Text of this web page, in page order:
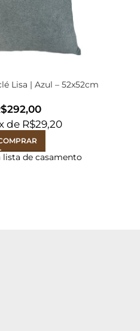
Lisa | Azul – 52x52cm
de R$29,20
lista de casamento